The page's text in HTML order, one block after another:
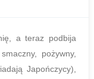
a teraz podbija
pożywny,
Japończycy),